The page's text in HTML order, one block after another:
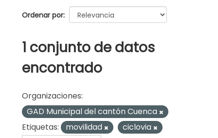
Ordenar por
1 conjunto de datos
encontrado
Organizaciones:
GAD Municipal del cantón Cuenca
Etiquetas:
movilidad
ciclovia